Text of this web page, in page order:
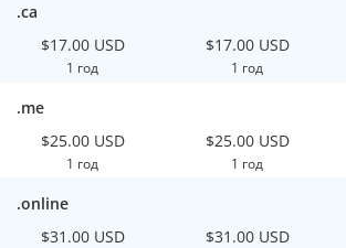
.ca
$17.00 USD
1 год
$17.00 USD
1 год
.me
$25.00 USD
1 год
$25.00 USD
1 год
.online
$31.00 USD
$31.00 USD